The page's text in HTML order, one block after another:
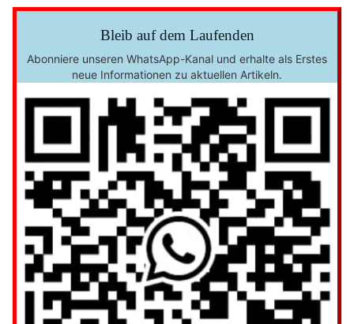
Bleib auf dem Laufenden
Abonniere unseren WhatsApp-Kanal und erhalte als Erstes
neue Informationen zu aktuellen Artikeln.